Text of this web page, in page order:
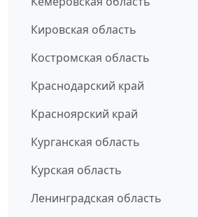
Кировская область
Костромская область
Краснодарский край
Красноярский край
Курганская область
Курская область
Ленинградская область